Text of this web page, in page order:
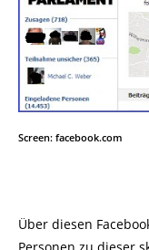
Screen: facebook.com
Über diesen
Personen zu dieser